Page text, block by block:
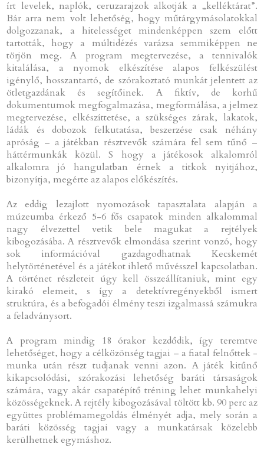
írt levelek, naplók, ceruzarajzok alkotják a „kelléktárat”.
Bár arra nem volt lehetőség, hogy műtárgymásolatokkal
dolgozzanak, a hitelességet mindenképpen szem előtt
tartották, hogy a múltidézés varázsa semmiképpen ne
törjön meg. A program megtervezése, a tennivalók
kitalálása, a nyomok elkészítése alapos felkészülést
igénylő, hosszantartó, de szórakoztató munkát jelentett az
ötletgazdának és segítőinek. A fiktív, de korhű
dokumentumok megfogalmazása, megformálása, a jelmez
megtervezése, elkészíttetése, a szükséges zárak, lakatok,
ládák és dobozok felkutatása, beszerzése csak néhány
apróság – a játékban résztvevők számára fel sem tűnő –
háttérmunkák közül. S hogy a játékosok alkalomról
alkalomra jó hangulatban érnek a titkok nyitjához,
bizonyítja, megérte az alapos előkészítés.
Az eddig lezajlott nyomozások tapasztalata alapján a
múzeumba érkező 5-6 fős csapatok minden alkalommal
nagy élvezettel vetik bele magukat a rejtélyek
kibogozásába. A résztvevők elmondása szerint vonzó, hogy
sok információval gazdagodhatnak Kecskemét
helytörténetével és a játékot ihlető művésszel kapcsolatban.
A történet részleteit úgy kell összeállítaniuk, mint egy
kirakó elemeit, s így a detektívregényekből ismert
struktúra, és a befogadói élmény teszi izgalmassá számukra
a feladványsort.
A program mindig 18 órakor kezdődik, így teremtve
lehetőséget, hogy a célközönség tagjai – a fiatal felnőttek -
munka után részt tudjanak venni azon. A játék kitűnő
kikapcsolódási, szórakozási lehetőség baráti társaságok
számára, vagy akár csapatépítő tréning lehet munkahelyi
közösségeknek. A rejtély kibogozásával töltött kb. 90 perc az
együttes problémamegoldás élményét adja, mely során a
baráti közösség tagjai vagy a munkatársak közelebb
kerülhetnek egymáshoz.